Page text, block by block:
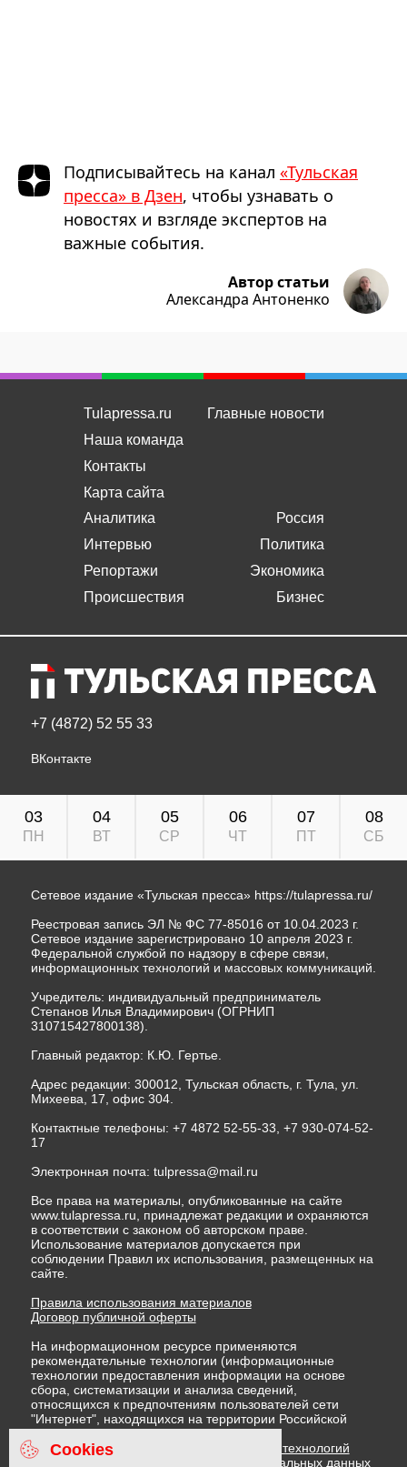
Подписывайтесь на канал «Тульская
пресса» в Дзен, чтобы узнавать о
новостях и взгляде экспертов на
важные события.
Автор статьи
Александра Антоненко
Tulapressa.ru
Наша команда
Контакты
Карта сайта
Главные новости
Аналитика
Интервью
Репортажи
Происшествия
Россия
Политика
Экономика
Бизнес
+7 (4872) 52 55 33
ВКонтакте
03
ПН
04
ВТ
05
СР
06
ЧТ
07
ПТ
08
СБ
Сетевое издание «Тульская пресса» https://tulapressa.ru/
Реестровая запись ЭЛ № ФС 77-85016 от 10.04.2023 г.
Сетевое издание зарегистрировано 10 апреля 2023 г.
Федеральной службой по надзору в сфере связи,
информационных технологий и массовых коммуникаций.
Учредитель: индивидуальный предприниматель
Степанов Илья Владимирович (ОГРНИП
310715427800138).
Главный редактор: К.Ю. Гертье.
Адрес редакции: 300012, Тульская область, г. Тула, ул.
Михеева, 17, офис 304.
Контактные телефоны: +7 4872 52-55-33, +7 930-074-52-
17
Электронная почта: tulpressa@mail.ru
Все права на материалы, опубликованные на сайте
www.tulapressa.ru, принадлежат редакции и охраняются
в соответствии с законом об авторском праве.
Использование материалов допускается при
соблюдении Правил их использования, размещенных на
сайте.
Правила использования материалов
Договор публичной оферты
На информационном ресурсе применяются
рекомендательные технологии (информационные
технологии предоставления информации на основе
сбора, систематизации и анализа сведений,
относящихся к предпочтениям пользователей сети
"Интернет", находящихся на территории Российской
Федерации)
Правила применения рекомендательных технологий
Политика в отношении обработки персональных данных
Cookies